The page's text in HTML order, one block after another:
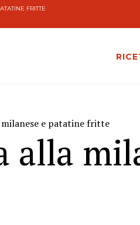
FRITTE
e patatine fritte
alla